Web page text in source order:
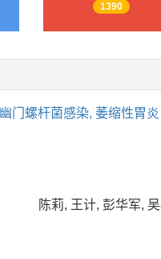
1390
幽门螺杆菌感染, 萎缩性胃炎
陈莉, 王计, 彭华军,